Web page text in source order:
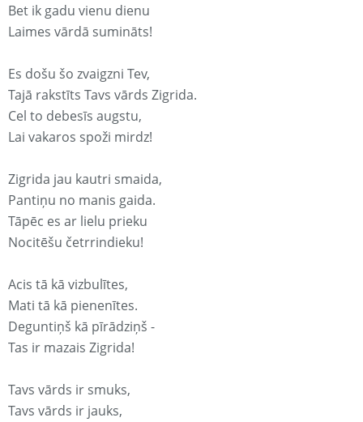
Bet ik gadu vienu dienu
Laimes vārdā sumināts!
Es došu šo zvaigzni Tev,
Tajā rakstīts Tavs vārds Zigrida.
Cel to debesīs augstu,
Lai vakaros spoži mirdz!
Zigrida jau kautri smaida,
Pantiņu no manis gaida.
Tāpēc es ar lielu prieku
Nocitēšu četrrindieku!
Acis tā kā vizbulītes,
Mati tā kā pienenītes.
Deguntiņš kā pīrādziņš -
Tas ir mazais Zigrida!
Tavs vārds ir smuks,
Tavs vārds ir jauks,